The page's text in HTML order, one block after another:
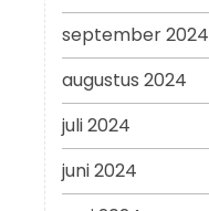
september 2024
augustus 2024
juli 2024
juni 2024